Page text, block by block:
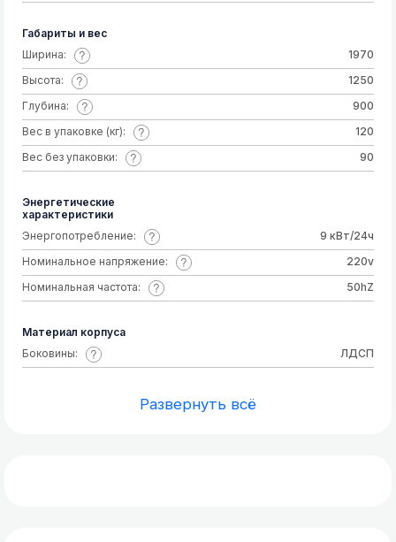
Габариты и вес
Ширина:
1970
Высота:
1250
Глубина:
900
Вес в упаковке (кг):
120
Вес без упаковки:
90
Энергетические
характеристики
Энергопотребление:
9 кВт/24ч
Номинальное напряжение:
220v
Номинальная частота:
50hZ
Материал корпуса
Боковины:
ЛДСП
Развернуть всё